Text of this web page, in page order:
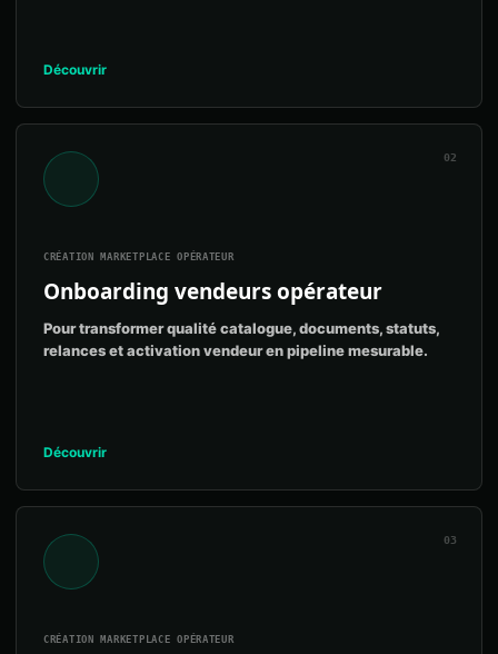
Découvrir
02
CRÉATION MARKETPLACE OPÉRATEUR
Onboarding vendeurs opérateur
Pour transformer qualité catalogue, documents, statuts,
relances et activation vendeur en pipeline mesurable.
Découvrir
03
CRÉATION MARKETPLACE OPÉRATEUR